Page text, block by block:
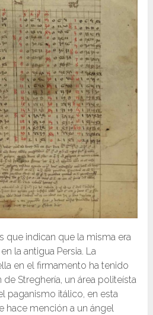
que indican que la misma era
la antigua Persia. La
en el firmamento ha tenido
Streghería, un área politeísta
paganismo itálico, en esta
hace mención a un ángel